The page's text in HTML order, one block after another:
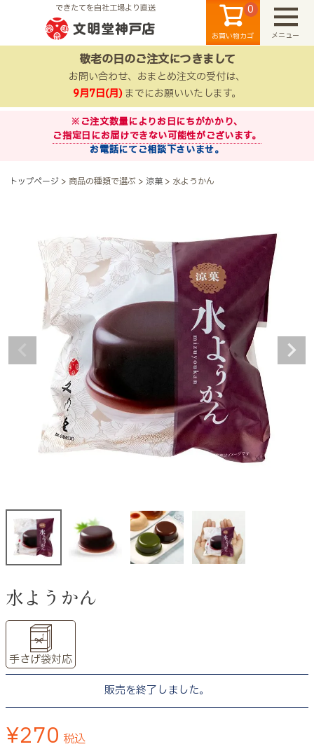
できたてを自社工場より直送
お買い物カゴ
0
メニュー
敬老の日のご注文につきまして
お問い合わせ、おまとめ注文の受付は、
9月7日(月)までにお願いいたします。
※ご注文数量によりお日にちがかかり、
ご指定日にお届けできない可能性がございます。
お電話にてご相談下さいませ。
トップページ 商品の種類で選ぶ 涼菓 水ようかん
水ようかん
手さげ袋対応
販売を終了しました。
¥270 税込